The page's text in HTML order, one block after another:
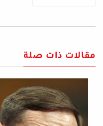
مقالات ذات صلة